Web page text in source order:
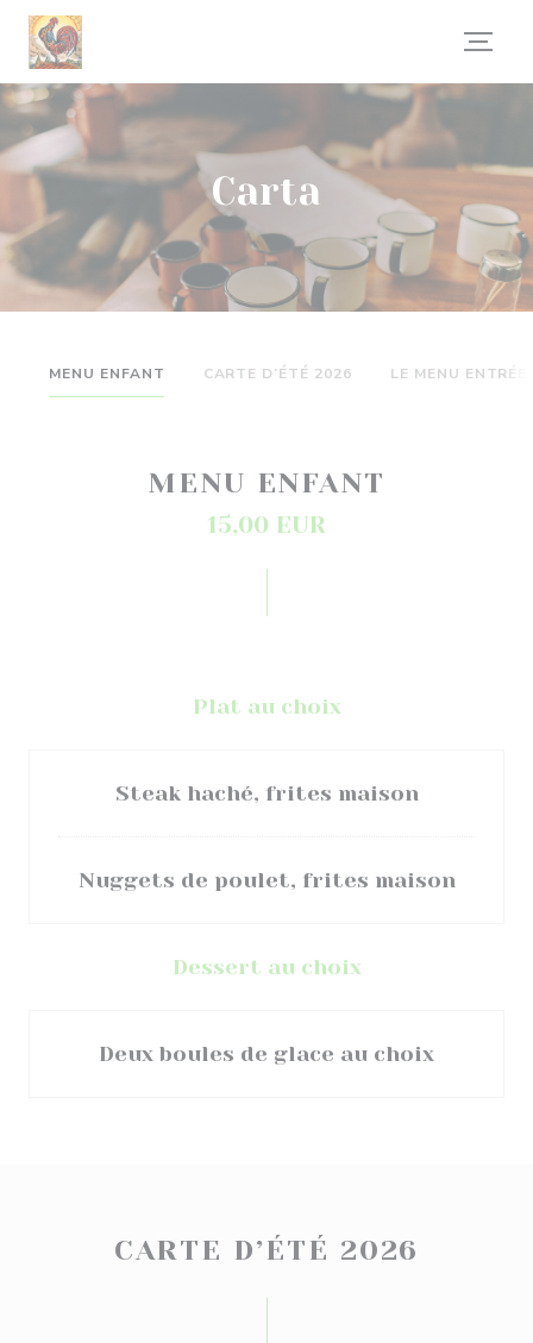
Personalización de sus opciones de cookies
Carta
MENU ENFANT CARTE D’ÉTÉ 2026 LE MENU
MENU ENFANT
15,00 EUR
Plat au choix
Steak haché, frites maison
Nuggets de poulet, frites maison
Dessert au choix
Deux boules de glace au choix
CARTE D’ÉTÉ 2026